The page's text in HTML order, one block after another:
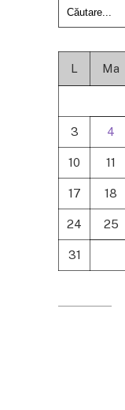
L Ma
3 4
10 11
17 18
24 25
31